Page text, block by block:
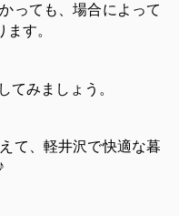
っても、場合によって
す。
てみましょう。
て、軽井沢で快適な暮